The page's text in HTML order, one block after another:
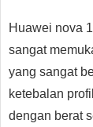
Huawei nova
sangat
yang sangat
ketebalan
dengan berat